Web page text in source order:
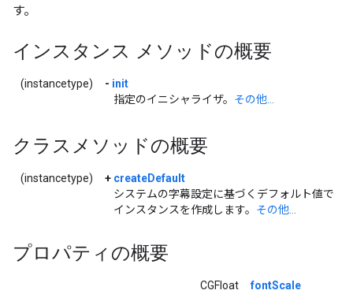
す。
インスタンス メソッドの概要
(instancetype) - init
指定のイニシャライザ。 その他...
クラスメソッドの概要
(instancetype) + createDefault
システムの字幕設定に基づくデフォルト値で
インスタンスを作成します。 その他...
プロパティの概要
CGFloat
fontScale